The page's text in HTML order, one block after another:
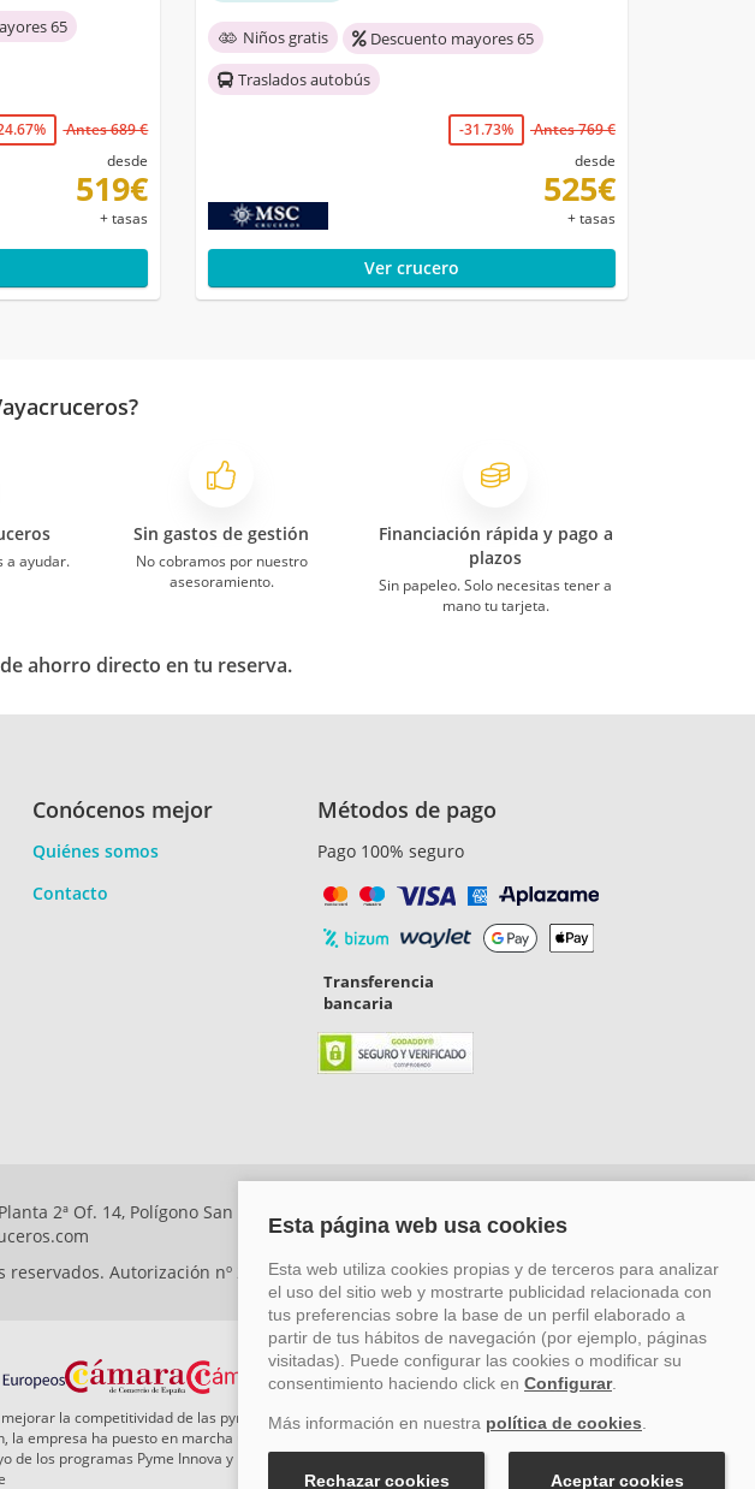
65
Antes 689 €
desde
519€
+ tasas
Niños gratis
Descuento mayores 65
Traslados autobús
-31.73%
Antes 769 €
desde
525€
+ tasas
Ver crucero
a ayudar.
Sin gastos de gestión
No cobramos por nuestro
asesoramiento.
Financiación rápida y pago a
plazos
Sin papeleo. Solo necesitas tener a
mano tu tarjeta.
ahorro directo en tu reserva.
Conócenos mejor
Quiénes somos
Contacto
Métodos de pago
Pago 100% seguro
Transferencia
bancaria
2ª Of. 14, Polígono San Rafael, Málaga. CP: 29006) Tel: +34 917 815 555 -
reservados. Autorización nº 29780-2
mejorar la competitividad de las pymes mediante el impulso de la innovación, el desarrollo
empresa ha puesto en marcha un Plan de Acción durante el año 2026 para reforzar su
los programas Pyme Innova y Pyme Cibersegura de la Cámara de Comercio de Málaga.